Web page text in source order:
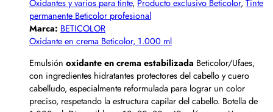
Oxidantes y varios para tinte, Producto exclusivo Beticolor, Tinte
permanente Beticolor profesional
Marca: BETICOLOR
Oxidante en crema Beticolor, 1.000 ml
Emulsión oxidante en crema estabilizada Beticolor/Ufaes,
con ingredientes hidratantes protectores del cabello y cuero
cabelludo, especialmente reformulada para lograr un color
preciso, respetando la estructura capilar del cabello. Botella de